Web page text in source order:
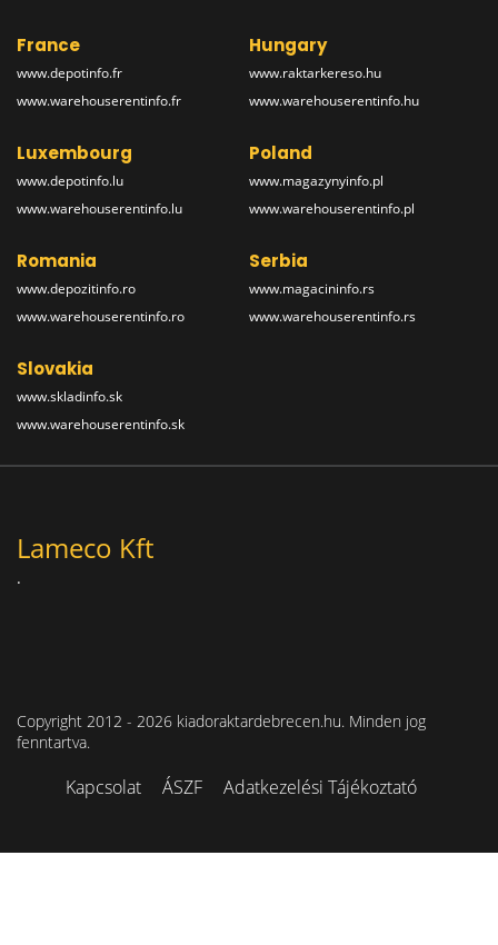
France
www.depotinfo.fr
www.warehouserentinfo.fr
Hungary
www.raktarkereso.hu
www.warehouserentinfo.hu
Luxembourg
www.depotinfo.lu
www.warehouserentinfo.lu
Poland
www.magazynyinfo.pl
www.warehouserentinfo.pl
Romania
www.depozitinfo.ro
www.warehouserentinfo.ro
Serbia
www.magacininfo.rs
www.warehouserentinfo.rs
Slovakia
www.skladinfo.sk
www.warehouserentinfo.sk
Lameco Kft
.
Copyright 2012 - 2026 kiadoraktardebrecen.hu. Minden jog
fenntartva.
Kapcsolat ÁSZF Adatkezelési Tájékoztató